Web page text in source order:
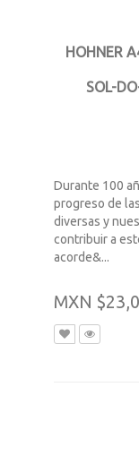
HOHNER
SOL-
Durante 100
progreso de
diversas y
contribuir a
acorde&...
MXN